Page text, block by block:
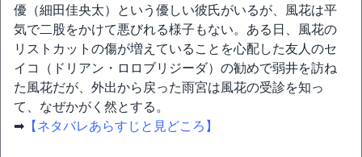
優（細田佳央太）という優しい彼氏がいるが、風花は平
気で二股をかけて悪びれる様子もない。ある日、風花の
リストカットの傷が増えていることを心配した友人のセ
イコ（ドリアン・ロロブリジーダ）の勧めで弱井を訪ね
た風花だが、外出から戻った雨宮は風花の受診を知っ
て、なぜかがく然とする。
➡ 【ネタバレあらすじと見どころ】